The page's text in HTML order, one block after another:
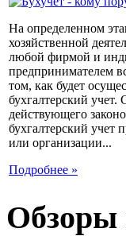
На определенном
хозяйственной
любой фирмой и
предпринимателем
том, как будет
бухгалтерский учет.
действующего
бухгалтерский учет
или организации...
Подробнее »
Обзоры